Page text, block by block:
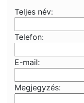
Teljes név:
Telefon:
E-mail:
Megjegyzés: